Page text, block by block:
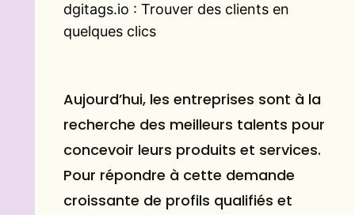
dgitags.io : Trouver des clients en
quelques clics
Aujourd’hui, les entreprises sont à la
recherche des meilleurs talents pour
concevoir leurs produits et services.
Pour répondre à cette demande
croissante de profils qualifiés et